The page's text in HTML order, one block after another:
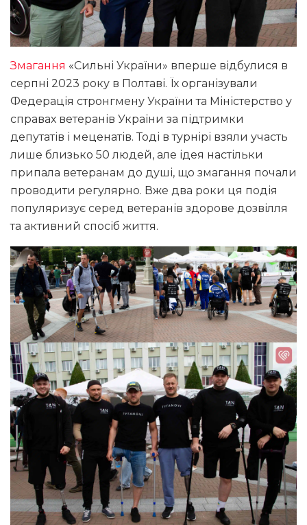
Змагання «Сильні України» вперше відбулися в
серпні 2023 року в Полтаві. Їх організували
Федерація стронгмену України та Міністерство у
справах ветеранів України за підтримки
депутатів і меценатів. Тоді в турнірі взяли участь
лише близько 50 людей, але ідея настільки
припала ветеранам до душі, що змагання почали
проводити регулярно. Вже два роки ця подія
популяризує серед ветеранів здорове дозвілля
та активний спосіб життя.